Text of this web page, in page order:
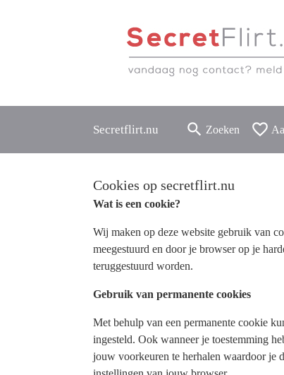
Secretflirt.nu search Zoeken favorite_border
Cookies op secretflirt.nu
Wat is een cookie?
Wij maken op deze website gebruik van
meegestuurd en door je browser op je
teruggestuurd worden.
Gebruik van permanente cookies
Met behulp van een permanente cookie
ingesteld. Ook wanneer je toestemming
jouw voorkeuren te herhalen waardoor je